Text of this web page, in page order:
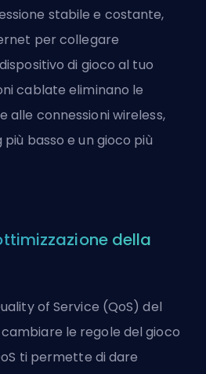
stabile e costante,
per collegare
di gioco al tuo
cablate eliminano le
alle connessioni wireless,
basso e un gioco più
della
of Service (QoS) del
le regole del gioco
ti permette di dare